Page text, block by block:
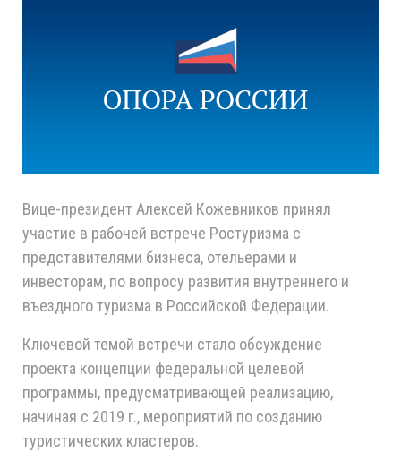
Вице-президент Алексей Кожевников принял
участие в рабочей встрече Ростуризма с
представителями бизнеса, отельерами и
инвесторам, по вопросу развития внутреннего и
въездного туризма в Российской Федерации.
Ключевой темой встречи стало обсуждение
проекта концепции федеральной целевой
программы, предусматривающей реализацию,
начиная с 2019 г., мероприятий по созданию
туристических кластеров.